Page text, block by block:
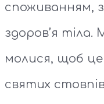
споживанням,
здоров’я
молися, щоб
святих